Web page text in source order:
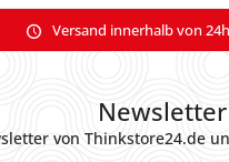
Versand innerhalb von 24h
Newsletter
von Thinkstore24.de